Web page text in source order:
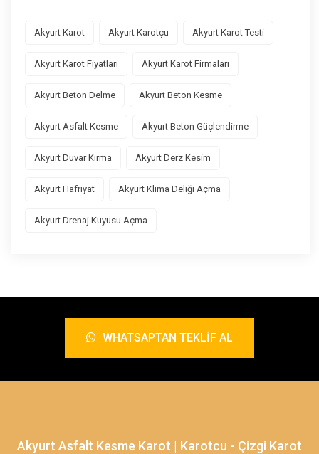
Akyurt Karot Akyurt Karotçu Akyurt Karot Testi
Akyurt Karot Fiyatları Akyurt Karot Firmaları
Akyurt Beton Delme Akyurt Beton Kesme
Akyurt Asfalt Kesme Akyurt Beton Güçlendirme
Akyurt Duvar Kırma Akyurt Derz Kesim
Akyurt Hafriyat Akyurt Klima Deliği Açma
Akyurt Drenaj Kuyusu Açma
WHATSAPTAN TEKLIF AL
Akyurt Asfalt Kesme Karot | Karotcu - Çizgi Karot